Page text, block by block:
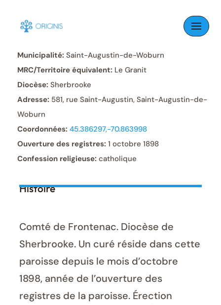
Skip
content
Municipalité: Saint-Augustin-de-Woburn
MRC/Territoire équivalent: Le Granit
Diocèse: Sherbrooke
Adresse: 581, rue Saint-Augustin, Saint-Augustin-de-
Woburn
Coordonnées: 45.386297,-70.863998
Ouverture des registres: 1 octobre 1898
Confession religieuse: catholique
Histoire
Comté de Frontenac. Diocèse de
Sherbrooke. Un curé réside dans cette
paroisse depuis le mois d’octobre
1898, année de l’ouverture des
registres de la paroisse. Érection